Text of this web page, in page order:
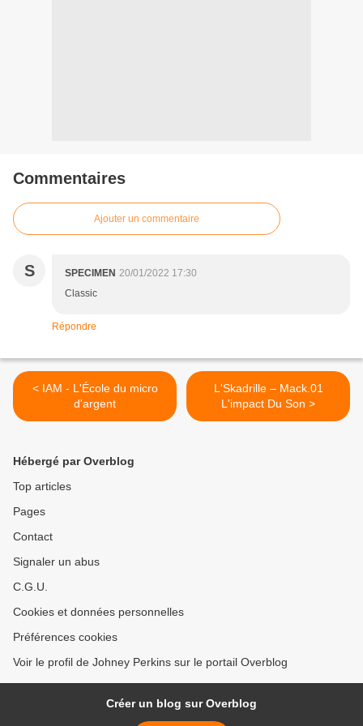
Commentaires
Ajouter un commentaire
S SPECIMEN 20/01/2022 17:30
Classic
Répondre
< IAM - L'École du micro
d'argent
L'Skadrille – Mack.01
L'impact Du Son >
Hébergé par Overblog
Top articles
Pages
Contact
Signaler un abus
C.G.U.
Cookies et données personnelles
Préférences cookies
Voir le profil de Johney Perkins sur le portail Overblog
Créer un blog sur Overblog